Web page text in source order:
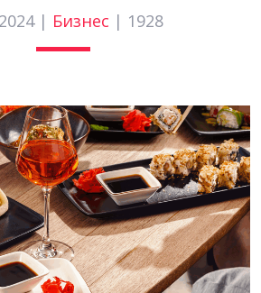
| Бизнес | 1928